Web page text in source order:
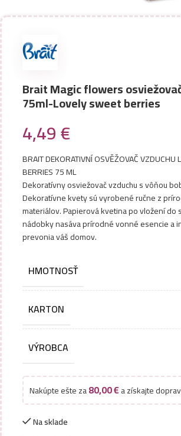
Brait Magic flowers
75ml-Lovely sweet berries
4,49€
BRAIT DEKORATIVNÍ OSVĚŽOVAČ VZDUCHU
BERRIES 75 ML
Dekoratívny osviežovač vzduchu s vôňou
Dekoratívne kvety sú vyrobené ručne z
materiálov. Papierová kvetina po vložení do
nádobky nasáva prírodné vonné esencie a
prevonia váš domov.
HMOTNOSŤ
KARTON
VÝROBCA
Nakúpte ešte za80,00€a získajte
Na sklade